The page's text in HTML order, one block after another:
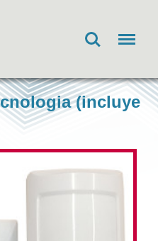
Search
(incluye